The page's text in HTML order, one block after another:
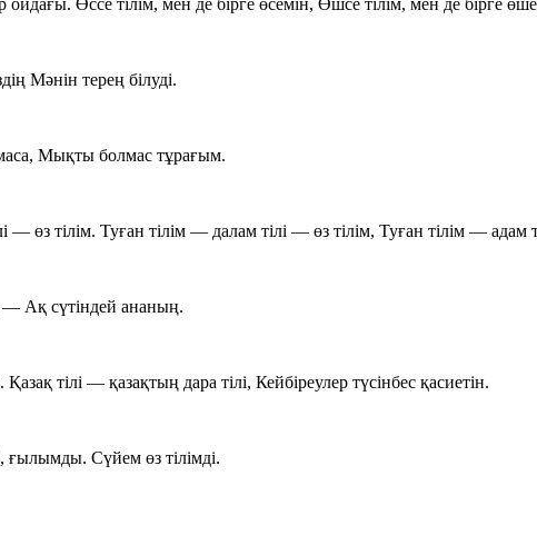
Өссе тілім, мен де бірге өсемін, Өшсе тілім, мен де бірге
Мәнін терең білуді.
Мықты болмас тұрағым.
өз тілім. Туған тілім — далам тілі — өз тілім, Туған тілім — адам
Ақ сүтіндей ананың.
тілі — қазақтың дара тілі, Кейбіреулер түсінбес қасиетін.
ғылымды. Сүйем өз тілімді.